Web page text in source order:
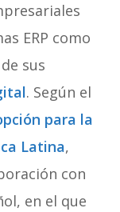
ERP como
sus
. Según el
para la
Latina,
con
en el que